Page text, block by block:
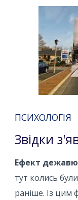
ПСИХОЛОГІЯ
Звідки
Ефект дежавю
тут колись
раніше. Із цим